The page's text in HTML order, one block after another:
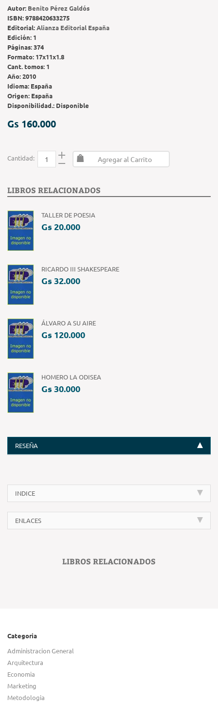
Autor: Benito Pérez Galdós
ISBN:9788420633275
Editorial:Alianza Editorial España
Edición: 1
Páginas:374
Formato: 17x11x1.8
Cant. tomos: 1
Año:2010
Idioma: España
Origen: España
Disponibilidad.: Disponible
Gs 160.000
Cantidad: Agregar al Carrito
LIBROS RELACIONADOS
TALLER DE POESIA
Gs 20.000
RICARDO III SHAKESPEARE
Gs 32.000
ÁLVARO A SU AIRE
Gs 120.000
HOMERO LA ODISEA
Gs 30.000
RESEÑA
INDICE
ENLACES
LIBROS RELACIONADOS
Categoria
Administracion General
Arquitectura
Economia
Marketing
Metodologia